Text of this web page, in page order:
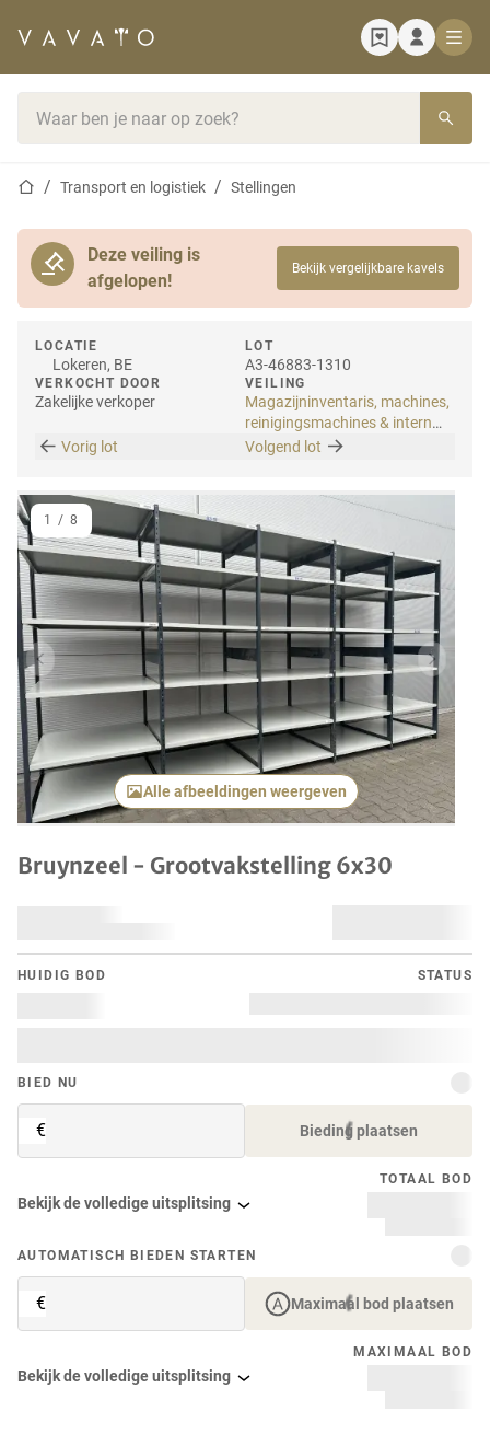
StartpaginaTransport en logistiek Stellingen
Deze veiling is
afgelopen!
Bekijk vergelijkbare kavels
LOCATIE
Lokeren, BE
VERKOCHT DOOR
Zakelijke verkoper
LOT
A3-46883-1310
VEILING
Magazijninventaris, machines,
reinigingsmachines & intern
transport
Vorig lot Volgend lot
Vorig item
Alle afbeeldingen weergeven
1 / 8
Bruynzeel - Grootvakstelling 6x30
HUIDIG ​​BOD STATUS
BIED NU
€ Bieding plaatsen
TOTAAL BOD
Bekijk de volledige uitsplitsing
AUTOMATISCH BIEDEN STARTEN
€ Maximaal bod plaatsen
MAXIMAAL BOD
Bekijk de volledige uitsplitsing